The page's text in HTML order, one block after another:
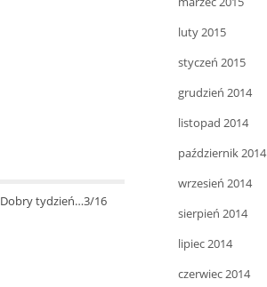
Dobry tydzień…3/16
luty 2015
styczeń 2015
grudzień 2014
listopad 2014
październik 2014
wrzesień 2014
sierpień 2014
lipiec 2014
czerwiec 2014